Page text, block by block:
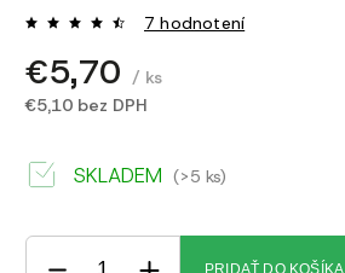
7 hodnotení
€5,70
/ ks
€5,10 bez DPH
SKLADEM (>5 ks)
PRIDAŤ DO KOŠÍKA